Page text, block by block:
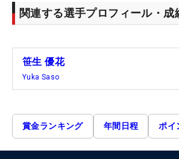
関連する選手プロフィール・成
笹生 優花
Yuka Saso
賞金ランキング 年間日程 ポイ